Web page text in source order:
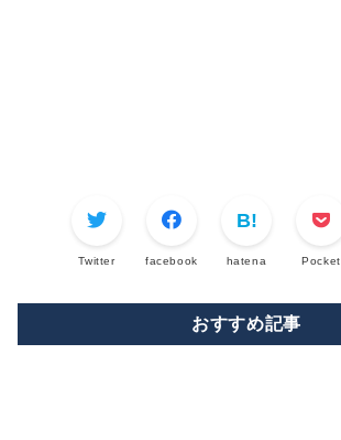
Twitter facebook hatena Pocket
おすすめ記事